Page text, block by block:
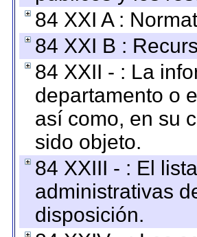
84 XXI A :
84 XXI B :
84 XXII - : La
departamento o
así como, en su
sido objeto.
84 XXIII - : El
administrativas
disposición.